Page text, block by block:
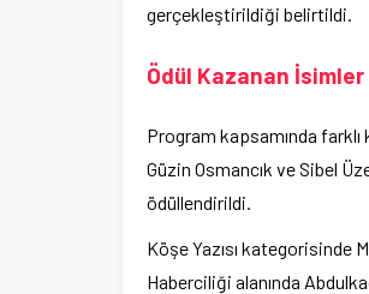
gerçekleştirildiği belirtildi.
Ödül Kazanan
Program kapsamında farklı
Güzin Osmancık ve Sibel
ödüllendirildi.
Köşe Yazısı kategorisinde
Haberciliği alanında